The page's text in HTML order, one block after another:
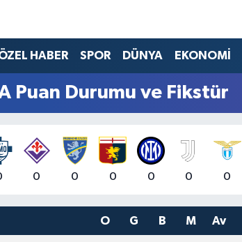
HABER SPOR DÜNYA EKONOMİ
Puan Durumu ve Fikstür
0 0 0 0 0 0
O G B M Av